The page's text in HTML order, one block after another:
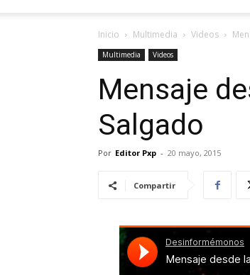
Inicio Multimedia Videos
Multimedia Videos
Mensaje
Salgado
Por Editor Pxp - 20 mayo, 2015
Compartir